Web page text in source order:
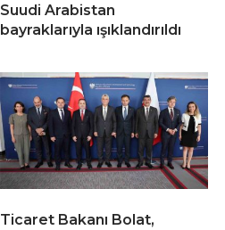
Suudi Arabistan
bayraklarıyla ışıklandırıldı
Ticaret Bakanı Bolat,